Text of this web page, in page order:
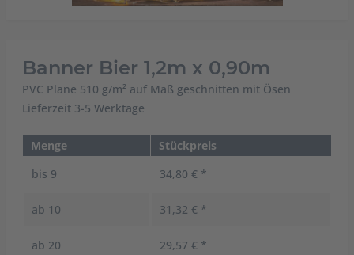
Banner Bier 1,2m x 0,90m
PVC Plane 510 g/m² auf Maß geschnitten mit Ösen
Lieferzeit 3-5 Werktage
Menge
Stückpreis
bis 9 34,80 € *
ab 10 31,32 € *
ab 20 29,57 € *